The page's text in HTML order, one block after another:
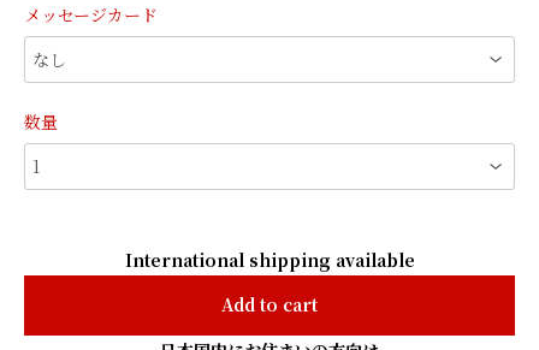
メッセージカード
数量
International shipping available
Add to cart